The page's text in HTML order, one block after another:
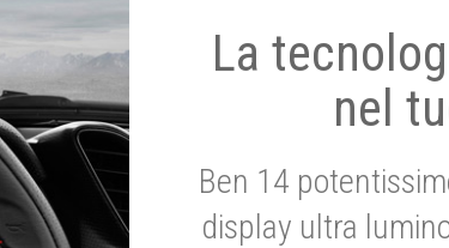
La
nel
Ben 14
display ultra